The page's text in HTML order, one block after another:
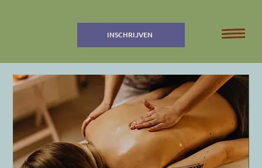
INSCHRIJVEN